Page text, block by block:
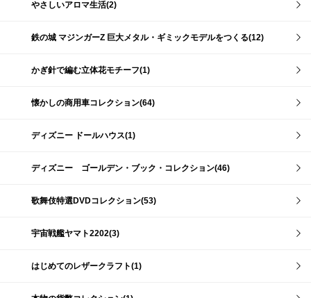
やさしいアロマ生活(2)
鉄の城 マジンガーZ 巨大メタル・ギミックモデルをつくる(12)
かぎ針で編む立体花モチーフ(1)
懐かしの商用車コレクション(64)
ディズニー ドールハウス(1)
ディズニー ゴールデン・ブック・コレクション(46)
歌舞伎特選DVDコレクション(53)
宇宙戦艦ヤマト2202(3)
はじめてのレザークラフト(1)